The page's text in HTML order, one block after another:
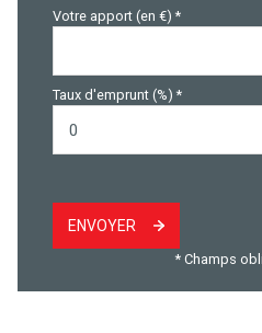
Votre apport (en €) *
Taux d'emprunt (%) *
ENVOYER
* Champs